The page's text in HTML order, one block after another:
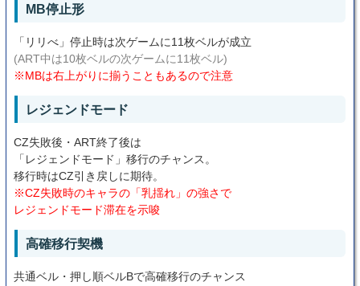
MB停止形
「リリべ」停止時は次ゲームに11枚ベルが成立
(ART中は10枚ベルの次ゲームに11枚ベル)
※MBは右上がりに揃うこともあるので注意
レジェンドモード
CZ失敗後・ART終了後は
「レジェンドモード」移行のチャンス。
移行時はCZ引き戻しに期待。
※CZ失敗時のキャラの「乳揺れ」の強さで
レジェンドモード滞在を示唆
高確移行契機
共通ベル・押し順ベルBで高確移行のチャンス